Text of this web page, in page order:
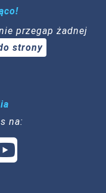
przegap żadnej
strony
na: